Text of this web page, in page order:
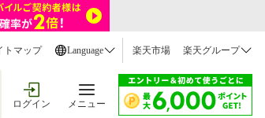
トマップ Language 楽天市場 楽天グループ
ログイン メニュー